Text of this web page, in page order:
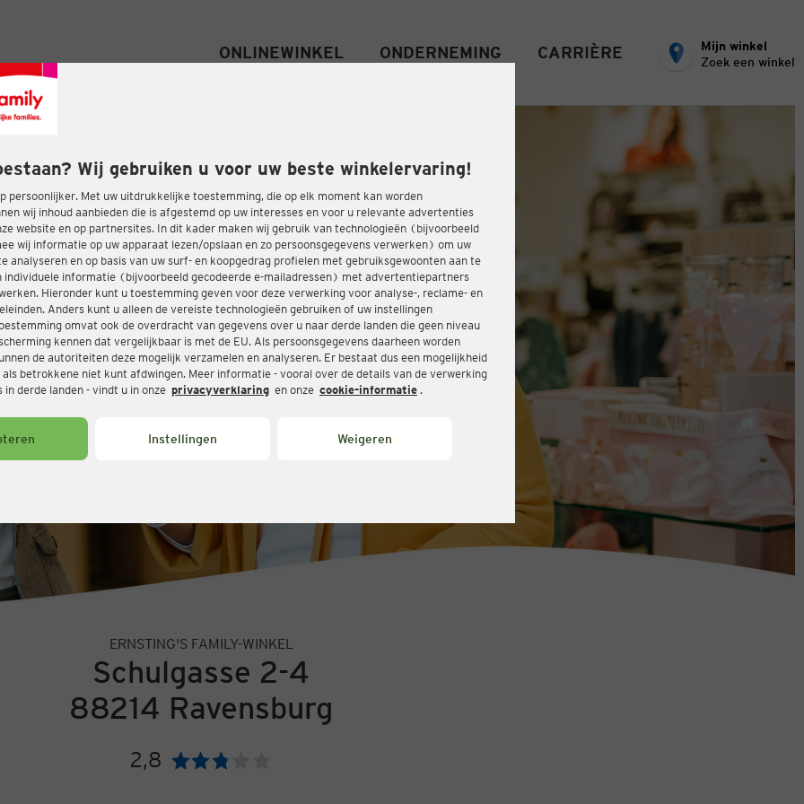
Wij gebruiken u voor uw beste winkelervaring!
persoonlijker. Met uw uitdrukkelijke toestemming, die op elk moment kan worden
wij inhoud aanbieden die is afgestemd op uw interesses en voor u relevante advertenties
website en op partnersites. In dit kader maken wij gebruik van technologieën (bijvoorbeeld
wij informatie op uw apparaat lezen/opslaan en zo persoonsgegevens verwerken) om uw
analyseren en op basis van uw surf- en koopgedrag profielen met gebruiksgewoonten aan te
individuele informatie (bijvoorbeeld gecodeerde e-mailadressen) met advertentiepartners
Hieronder kunt u toestemming geven voor deze verwerking voor analyse-, reclame- en
Anders kunt u alleen de vereiste technologieën gebruiken of uw instellingen
omvat ook de overdracht van gegevens over u naar derde landen die geen niveau
kennen dat vergelijkbaar is met de EU. Als persoonsgegevens daarheen worden
de autoriteiten deze mogelijk verzamelen en analyseren. Er bestaat dus een mogelijkheid
betrokkene niet kunt afdwingen. Meer informatie - vooral over de details van de verwerking
in derde landen - vindt u in onze privacyverklaring en onze cookie-informatie .
Instellingen Weigeren
ONLINEWINKEL ONDERNEMING CARRIÈRE
Mijn winkel
Zoek een winkel
ERNSTING'S FAMILY-WINKEL
Schulgasse 2-4
88214 Ravensburg
2,8 Beoordeling: